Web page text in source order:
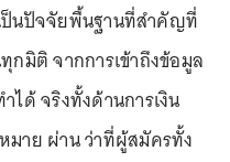
ป็นปัจจัยพื้นฐานที่สำคัญที่
กมิติ จากการเข้าถึงข้อมูล
ได้ จริงทั้งด้านการเงิน
มาย ผ่าน ว่าที่ผู้สมัครทั้ง